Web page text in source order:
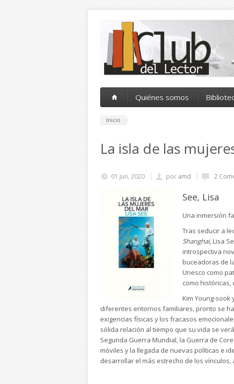
Quiénes somos
Inicio
La isla de las
01 Jun, 2020 por amd 2
See, Lisa
Una inmersión
Tras seducir a
Shanghai, Lisa
introspectiva
buceadoras de
Unesco como
como históricas,
Kim Young-sook
diferentes entornos familiares, pronto se
exigencias físicas y los fracasos
sólida relación al tiempo que su vida se
Segunda Guerra Mundial, la Guerra de
móviles y la llegada de nuevas políticas e
desarrollar el más estrecho de los